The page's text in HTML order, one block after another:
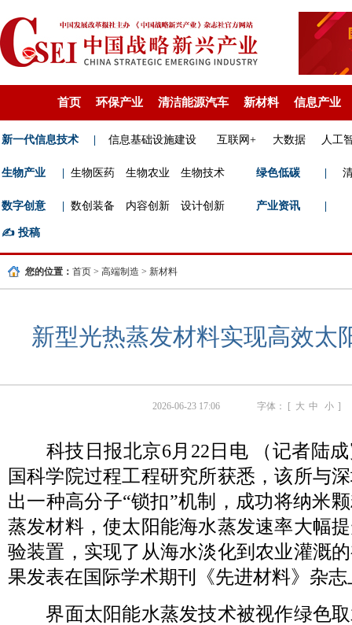
首页 环保产业 清洁能源汽车 新材料 信息产业
新一代信息技术 信息基础设施建设 互联网+ 大数据 人工
生物产业 生物医药 生物农业 生物技术 绿色低碳
数字创意 数创装备 内容创新 设计创新 产业资讯
✍️ 投稿
您的位置： 首页 > 高端制造 > 新材料
新型光热蒸发材料实现高效太
2026-06-23 17:06 字体： [ 大 中 小 ]
科技日报北京6月22日电 （记者陆成
国科学院过程工程研究所获悉，该所与
出一种高分子“锁扣”机制，成功将纳米
蒸发材料，使太阳能海水蒸发速率大幅
验装置，实现了从海水淡化到农业灌溉
果发表在国际学术期刊《先进材料》杂志
界面太阳能水蒸发技术被视作绿色取